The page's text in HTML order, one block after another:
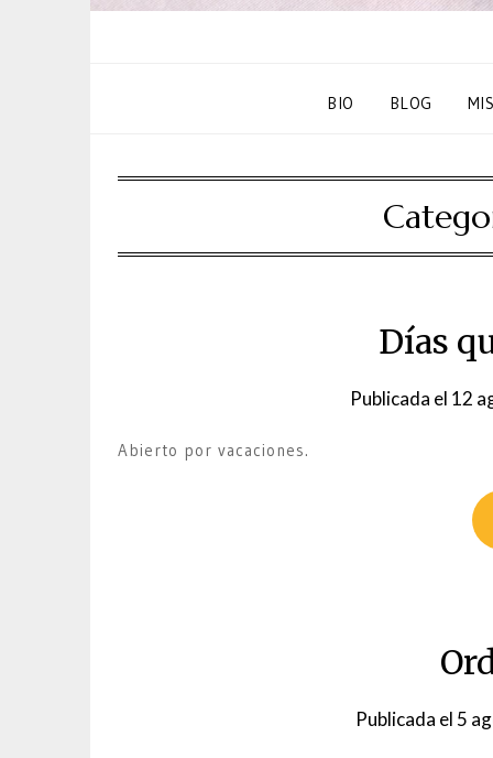
BIO BLOG
Días
Publicada el 12
Abierto por vacaciones.
Publicada el 5